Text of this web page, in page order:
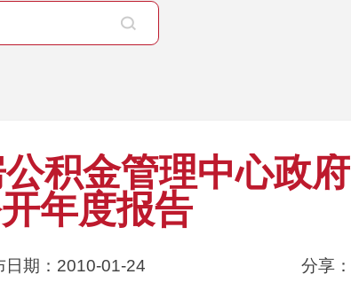
积金管理中心政府
年度报告
日期：2010-01-24 分享：